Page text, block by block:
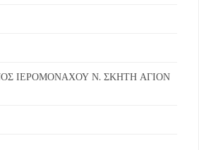
ΙΕΡΟΜΟΝΑΧΟΥ Ν. ΣΚΗΤΗ ΑΓΙΟΝ